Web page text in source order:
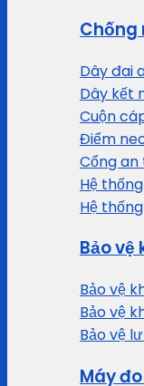
Dây đai
Dây kết
Cuộn
Điểm
Cổng
Hệ
Hệ
Bảo vệ
Bảo vệ
Bảo vệ
Bảo vệ
Máy